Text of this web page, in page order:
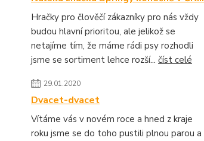
Hračky pro člověčí zákazníky pro nás vždy
budou hlavní prioritou, ale jelikož se
netajíme tím, že máme rádi psy rozhodli
jsme se sortiment lehce rozší... číst celé
29.01.2020
Dvacet-dvacet
Vítáme vás v novém roce a hned z kraje
roku jsme se do toho pustili plnou parou a